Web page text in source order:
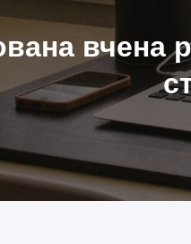
вчена